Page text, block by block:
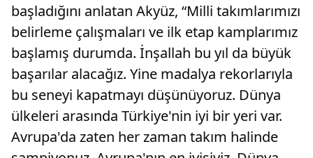
başladığını anlatan Akyüz, “Milli takımlarımızı
belirleme çalışmaları ve ilk etap kamplarımız
başlamış durumda. İnşallah bu yıl da büyük
başarılar alacağız. Yine madalya rekorlarıyla
bu seneyi kapatmayı düşünüyoruz. Dünya
ülkeleri arasında Türkiye'nin iyi bir yeri var.
Avrupa'da zaten her zaman takım halinde